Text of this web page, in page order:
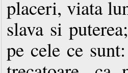
placeri, viata
slava si
pe cele ce